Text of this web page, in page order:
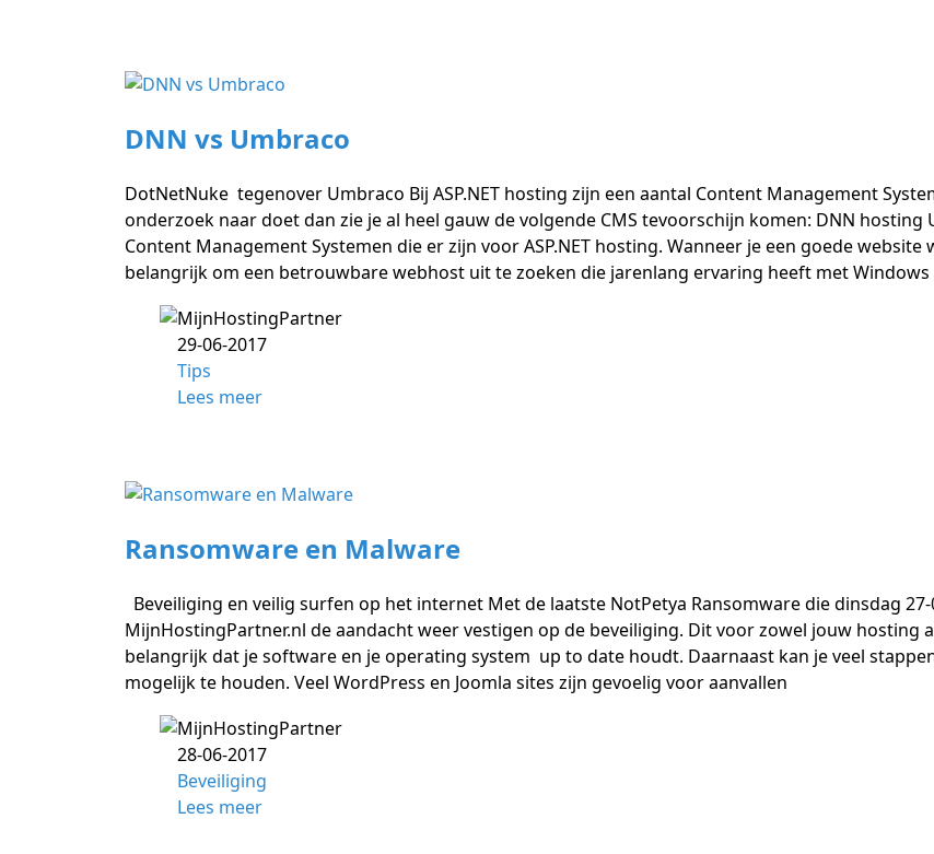
DNN vs Umbraco
DotNetNuke tegenover Umbraco Bij ASP.NET hosting zijn een aantal Content Management
onderzoek naar doet dan zie je al heel gauw de volgende CMS tevoorschijn komen: DNN
Content Management Systemen die er zijn voor ASP.NET hosting. Wanneer je een goede
belangrijk om een betrouwbare webhost uit te zoeken die jarenlang ervaring heeft met Windows
29-06-2017
Tips
Lees meer
Ransomware en Malware
Beveiliging en veilig surfen op het internet Met de laatste NotPetya Ransomware die dinsdag
MijnHostingPartner.nl de aandacht weer vestigen op de beveiliging. Dit voor zowel jouw hosting
belangrijk dat je software en je operating system up to date houdt. Daarnaast kan je veel
mogelijk te houden. Veel WordPress en Joomla sites zijn gevoelig voor aanvallen
28-06-2017
Beveiliging
Lees meer